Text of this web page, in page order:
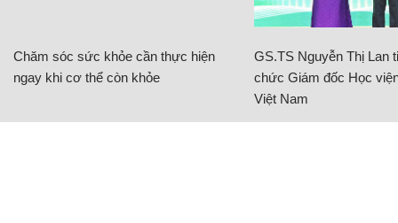
Chăm sóc sức khỏe cần thực hiện
ngay khi cơ thể còn khỏe
GS.TS Nguyễn Thị Lan
chức Giám đốc Học
Việt Nam